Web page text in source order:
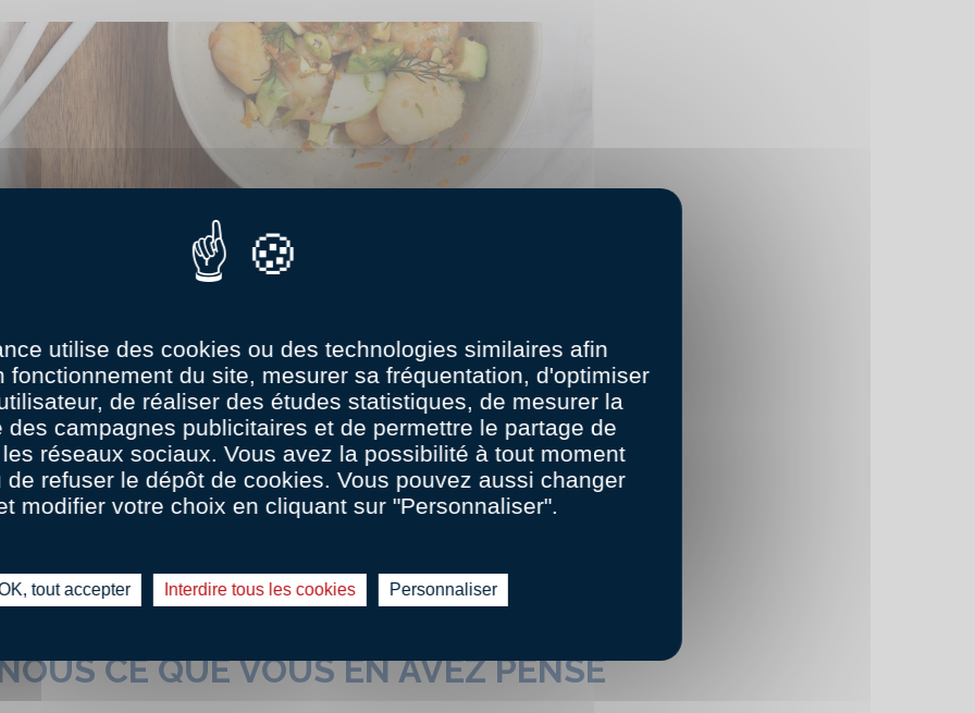
CE QUE VOUS EN AVEZ PENSÉ
utilise des cookies ou des technologies similaires afin
fonctionnement du site, mesurer sa fréquentation, d'optimiser
de réaliser des études statistiques, de mesurer la
des campagnes publicitaires et de permettre le partage de
réseaux sociaux. Vous avez la possibilité à tout moment
de refuser le dépôt de cookies. Vous pouvez aussi changer
modifier votre choix en cliquant sur "Personnaliser".
tout accepter Interdire tous les cookies Personnaliser